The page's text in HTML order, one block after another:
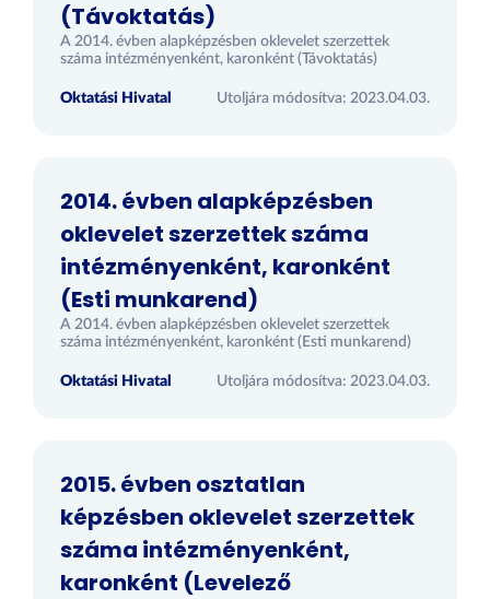
(Távoktatás)
A 2014. évben alapképzésben oklevelet szerzettek
száma intézményenként, karonként (Távoktatás)
Oktatási Hivatal Utoljára módosítva: 2023.04.03.
2014. évben alapképzésben
oklevelet szerzettek száma
intézményenként, karonként
(Esti munkarend)
A 2014. évben alapképzésben oklevelet szerzettek
száma intézményenként, karonként (Esti munkarend)
Oktatási Hivatal Utoljára módosítva: 2023.04.03.
2015. évben osztatlan
képzésben oklevelet szerzettek
száma intézményenként,
karonként (Levelező